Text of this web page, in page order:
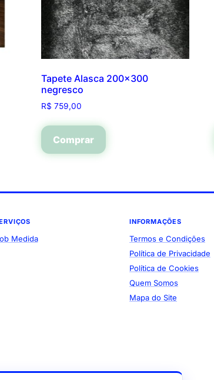
Tapete Alasca 200×300
negresco
R$ 759,00
Comprar
Medida
INFORMAÇÕES
Termos e Condições
Política de Privacidade
Política de Cookies
Quem Somos
Mapa do Site